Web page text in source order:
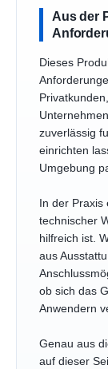
Aus der
Dieses
zuverlässig
einrichten
Umgebung
In der
technischer
hilfreich ist.
aus
ob sich das
Anwendern
Genau aus
auf dieser